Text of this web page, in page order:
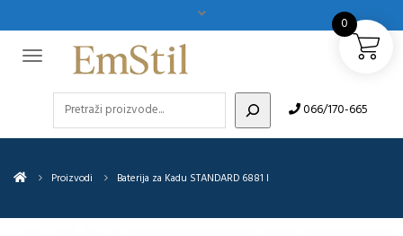
066/170-665
Proizvodi Baterija za Kadu STANDARD 6881 I
0